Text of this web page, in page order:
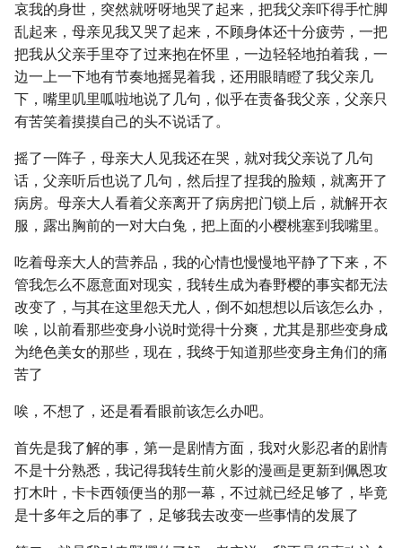
哀我的身世，突然就呀呀地哭了起来，把我父亲吓得手忙脚
乱起来，母亲见我又哭了起来，不顾身体还十分疲劳，一把
把我从父亲手里夺了过来抱在怀里，一边轻轻地拍着我，一
边一上一下地有节奏地摇晃着我，还用眼睛瞪了我父亲几
下，嘴里叽里呱啦地说了几句，似乎在责备我父亲，父亲只
有苦笑着摸摸自己的头不说话了。
摇了一阵子，母亲大人见我还在哭，就对我父亲说了几句
话，父亲听后也说了几句，然后捏了捏我的脸颊，就离开了
病房。母亲大人看着父亲离开了病房把门锁上后，就解开衣
服，露出胸前的一对大白兔，把上面的小樱桃塞到我嘴里。
吃着母亲大人的营养品，我的心情也慢慢地平静了下来，不
管我怎么不愿意面对现实，我转生成为春野樱的事实都无法
改变了，与其在这里怨天尤人，倒不如想想以后该怎么办，
唉，以前看那些变身小说时觉得十分爽，尤其是那些变身成
为绝色美女的那些，现在，我终于知道那些变身主角们的痛
苦了
唉，不想了，还是看看眼前该怎么办吧。
首先是我了解的事，第一是剧情方面，我对火影忍者的剧情
不是十分熟悉，我记得我转生前火影的漫画是更新到佩恩攻
打木叶，卡卡西领便当的那一幕，不过就已经足够了，毕竟
是十多年之后的事了，足够我去改变一些事情的发展了